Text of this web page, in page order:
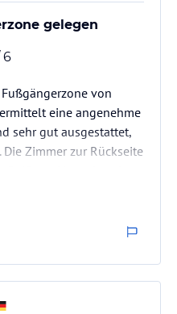
gelegen
6
von
eine angenehme
sehr gut ausgestattet,
Zimmer zur Rückseite
Balkon. Die
Balkone. Das
der Service ist